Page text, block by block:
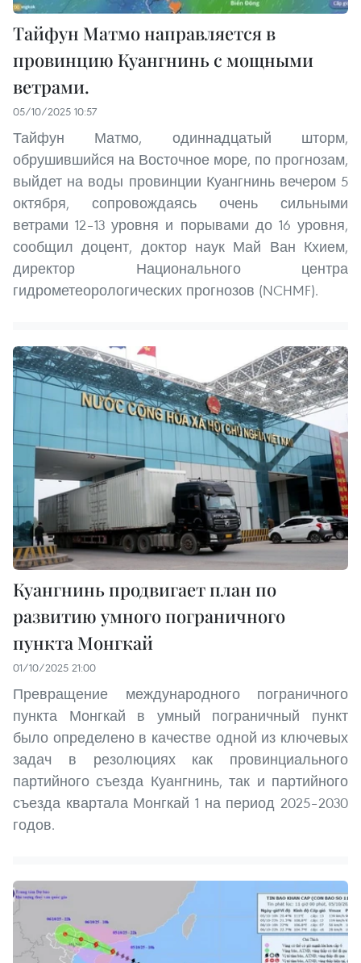
Тайфун Матмо направляется в
провинцию Куангнинь с мощными
ветрами.
05/10/2025 10:57
Тайфун Матмо, одиннадцатый шторм,
обрушившийся на Восточное море, по прогнозам,
выйдет на воды провинции Куангнинь вечером 5
октября, сопровождаясь очень сильными
ветрами 12–13 уровня и порывами до 16 уровня,
сообщил доцент, доктор наук Май Ван Кхием,
директор Национального центра
гидрометеорологических прогнозов (NCHMF).
Куангнинь продвигает план по
развитию умного пограничного
пункта Монгкай
01/10/2025 21:00
Превращение международного пограничного
пункта Монгкай в умный пограничный пункт
было определено в качестве одной из ключевых
задач в резолюциях как провинциального
партийного съезда Куангнинь, так и партийного
съезда квартала Монгкай 1 на период 2025–2030
годов.